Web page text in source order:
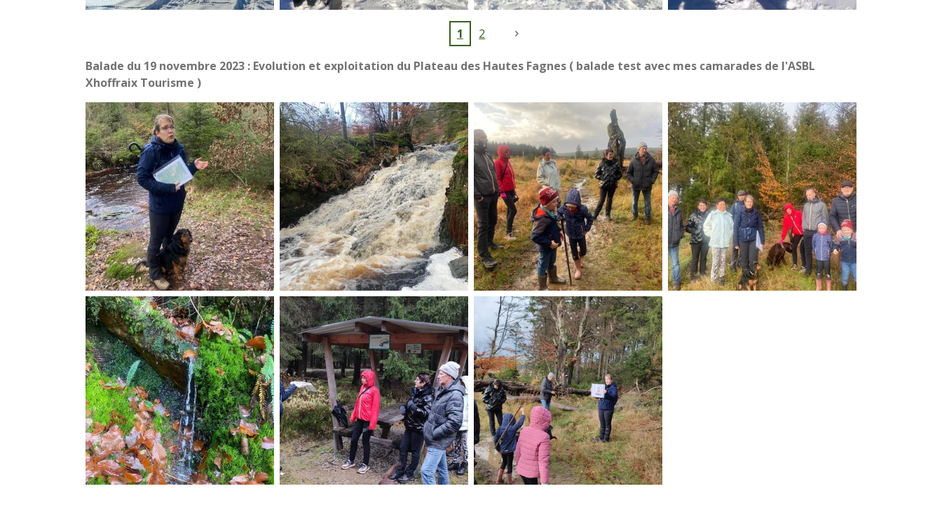
1 2
Balade du 19 novembre 2023 : Evolution et exploitation du Plateau des Hautes Fagnes ( balade test avec mes camarades de l'ASBL
Xhoffraix Tourisme )